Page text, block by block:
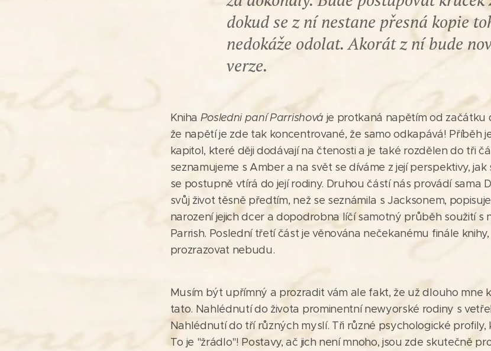
dokud se z ní nestane přesná kopie
nedokáže odolat. Akorát z ní bude
verze.
Kniha Posledni paní Parrishová je protkaná napětím od začátku
že napětí je zde tak koncentrované, že samo odkapává! Příběh
kapitol, které ději dodávají na čtenosti a je také rozdělen do tři
seznamujeme s Amber a na svět se díváme z její perspektivy,
se postupně vtírá do její rodiny. Druhou částí nás provádí sama
svůj život těsně předtím, než se seznámila s Jacksonem,
narození jejich dcer a dopodrobna líčí samotný průběh soužití s
Parrish. Poslední třetí část je věnována nečekanému finále
prozrazovat nebudu.
Musím být upřímný a prozradit vám ale fakt, že už dlouho mne
tato. Nahlédnutí do života prominentní newyorské rodiny s
Nahlédnutí do tří různých myslí. Tři různé psychologické
To je "žrádlo"! Postavy, ač jich není mnoho, jsou zde skutečně